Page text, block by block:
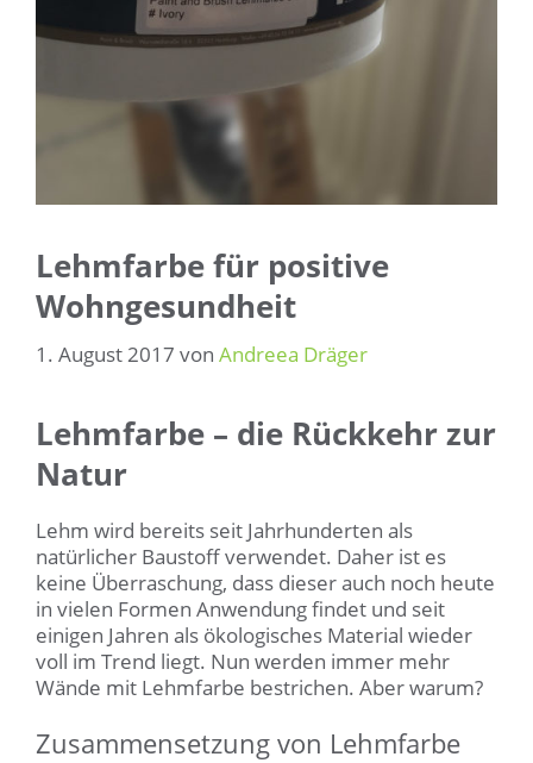
Lehmfarbe für positive
Wohngesundheit
1. August 2017 von Andreea Dräger
Lehmfarbe – die Rückkehr zur
Natur
Lehm wird bereits seit Jahrhunderten als
natürlicher Baustoff verwendet. Daher ist es
keine Überraschung, dass dieser auch noch heute
in vielen Formen Anwendung findet und seit
einigen Jahren als ökologisches Material wieder
voll im Trend liegt. Nun werden immer mehr
Wände mit Lehmfarbe bestrichen. Aber warum?
Zusammensetzung von Lehmfarbe